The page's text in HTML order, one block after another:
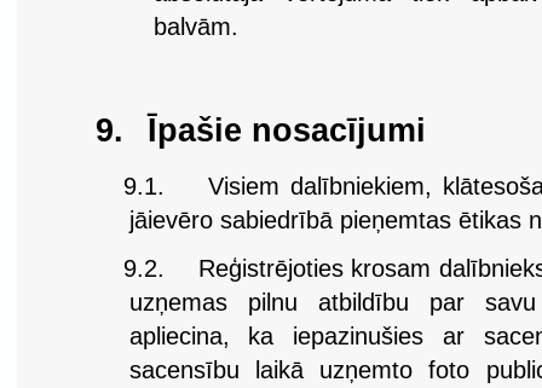
balvām.
9. Īpašie nosacījumi
9.1.
Visiem dalībniekiem,
jāievēro sabiedrībā pieņemtas ētikas
9.2.
Reģistrējoties krosam
uzņemas pilnu atbildību par
apliecina, ka iepazinušies ar
sacensību laikā uzņemto foto